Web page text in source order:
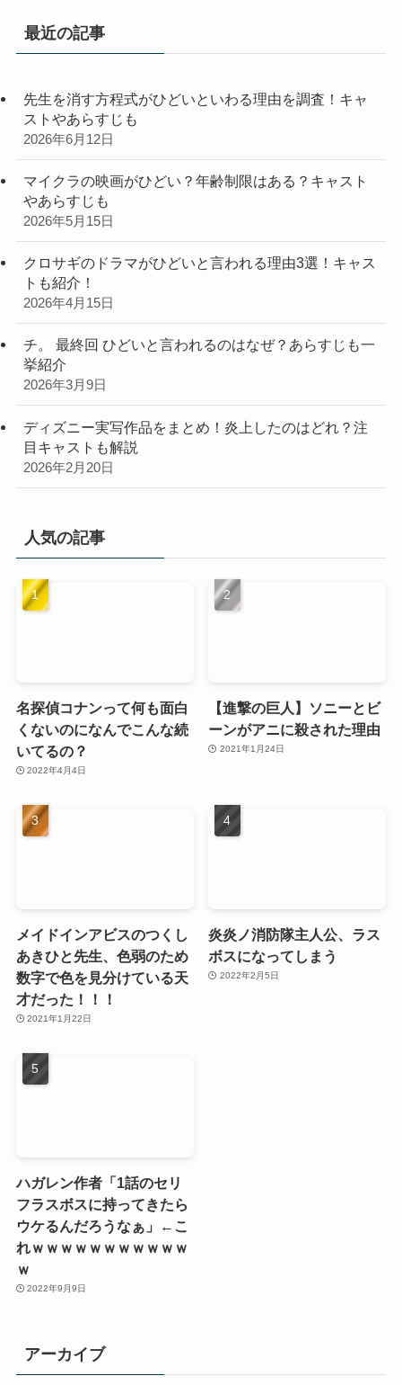
リ
最近の記事
先生を消す方程式がひどいといわる理由を調査！キャ
ストやあらすじも
2026年6月12日
マイクラの映画がひどい？年齢制限はある？キャスト
やあらすじも
2026年5月15日
クロサギのドラマがひどいと言われる理由3選！キャス
トも紹介！
2026年4月15日
チ。 最終回 ひどいと言われるのはなぜ？あらすじも一
挙紹介
2026年3月9日
ディズニー実写作品をまとめ！炎上したのはどれ？注
目キャストも解説
2026年2月20日
人気の記事
名探偵コナンって何も面白
くないのになんでこんな続
いてるの？
2022年4月4日
【進撃の巨人】ソニーとビ
ーンがアニに殺された理由
2021年1月24日
メイドインアビスのつくし
あきひと先生、色弱のため
数字で色を見分けている天
才だった！！！
2021年1月22日
炎炎ノ消防隊主人公、ラス
ボスになってしまう
2022年2月5日
ハガレン作者「1話のセリ
フラスボスに持ってきたら
ウケるんだろうなぁ」←こ
れｗｗｗｗｗｗｗｗｗｗｗ
ｗ
2022年9月9日
アーカイブ